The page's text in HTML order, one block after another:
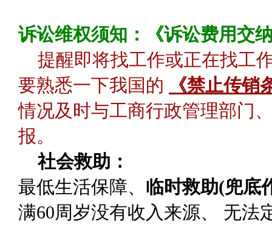
诉讼维权须知：《诉讼费用交
提醒即将找工作或正在找工
要熟悉一下我国的
《禁止传销
情况及时与工商行政管理部门
报。
社会救助：
最低生活保障、 临时救助(兜底
满60周岁没有收入来源、 无法